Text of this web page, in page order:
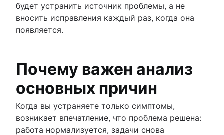
будет устранить источник проблемы, а не
вносить исправления каждый раз, когда она
появляется.
Почему важен анализ
основных причин
Когда вы устраняете только симптомы,
возникает впечатление, что проблема решена:
работа нормализуется, задачи снова